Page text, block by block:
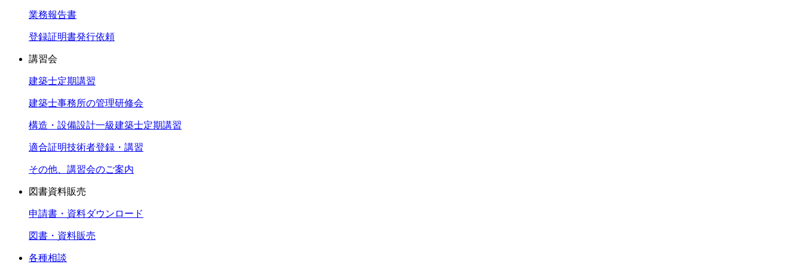
業務報告書
登録証明書発行依頼
講習会
建築士定期講習
建築士事務所の管理研修会
構造・設備設計一級建築士定期講習
適合証明技術者登録・講習
その他、講習会のご案内
図書資料販売
申請書・資料ダウンロード
図書・資料販売
各種相談